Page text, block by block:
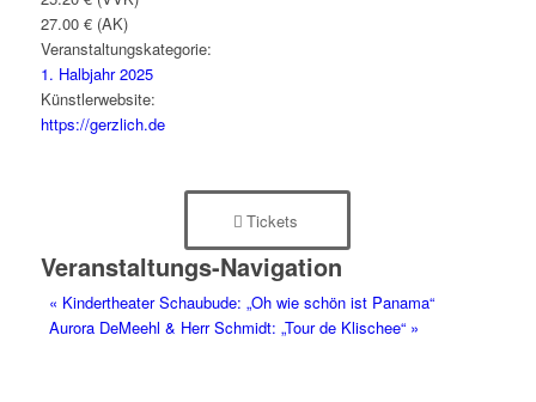
27.00 € (AK)
Veranstaltungskategorie:
1. Halbjahr 2025
Künstlerwebsite:
https://gerzlich.de
Tickets
Veranstaltungs-Navigation
« Kindertheater Schaubude: „Oh wie schön ist Panama“
Aurora DeMeehl & Herr Schmidt: „Tour de Klischee“ »